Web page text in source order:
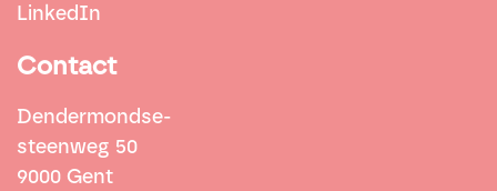
LinkedIn
Contact
Dendermondse-
steenweg 50
9000 Gent